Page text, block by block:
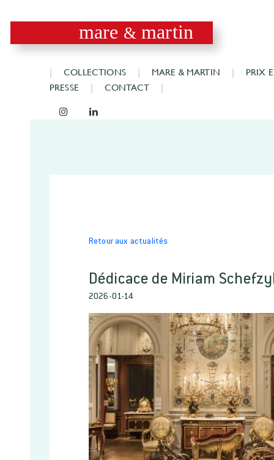
mare & martin
COLLECTIONS MARE & MARTIN
PRIX
PRESSE
CONTACT
Retour aux actualités
Dédicace de Miriam
2026-01-14